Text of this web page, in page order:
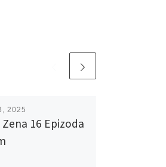
2025
16 Epizoda